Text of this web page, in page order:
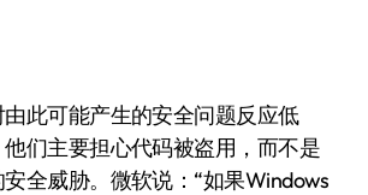
可能产生的安全问题反应低
们主要担心代码被盗用，而不是
全威胁。微软说：“如果Windows